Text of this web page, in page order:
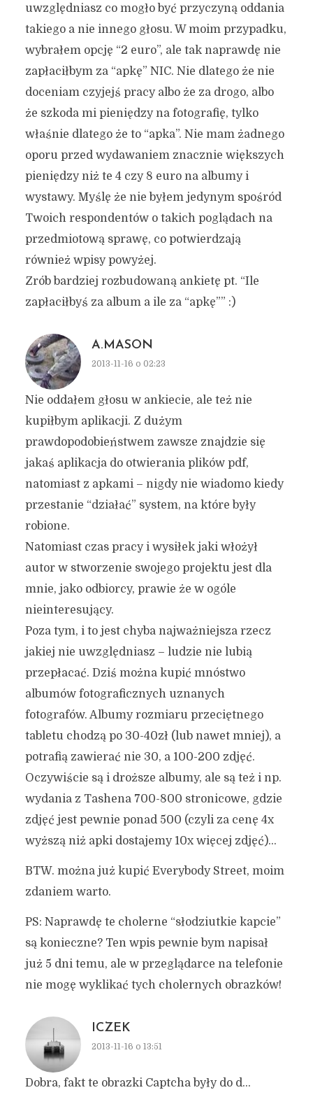
uwzględniasz co mogło być przyczyną oddania
takiego a nie innego głosu. W moim przypadku,
wybrałem opcję “2 euro”, ale tak naprawdę nie
zapłaciłbym za “apkę” NIC. Nie dlatego że nie
doceniam czyjejś pracy albo że za drogo, albo
że szkoda mi pieniędzy na fotografię, tylko
właśnie dlatego że to “apka”. Nie mam żadnego
oporu przed wydawaniem znacznie większych
pieniędzy niż te 4 czy 8 euro na albumy i
wystawy. Myślę że nie byłem jedynym spośród
Twoich respondentów o takich poglądach na
przedmiotową sprawę, co potwierdzają
również wpisy powyżej.
Zrób bardziej rozbudowaną ankietę pt. “Ile
zapłaciłbyś za album a ile za “apkę”” :)
A.MASON
2013-11-16 o 02:23
Nie oddałem głosu w ankiecie, ale też nie
kupiłbym aplikacji. Z dużym
prawdopodobieństwem zawsze znajdzie się
jakaś aplikacja do otwierania plików pdf,
natomiast z apkami – nigdy nie wiadomo kiedy
przestanie “działać” system, na które były
robione.
Natomiast czas pracy i wysiłek jaki włożył
autor w stworzenie swojego projektu jest dla
mnie, jako odbiorcy, prawie że w ogóle
nieinteresujący.
Poza tym, i to jest chyba najważniejsza rzecz
jakiej nie uwzględniasz – ludzie nie lubią
przepłacać. Dziś można kupić mnóstwo
albumów fotograficznych uznanych
fotografów. Albumy rozmiaru przeciętnego
tabletu chodzą po 30-40zł (lub nawet mniej), a
potrafią zawierać nie 30, a 100-200 zdjęć.
Oczywiście są i droższe albumy, ale są też i np.
wydania z Tashena 700-800 stronicowe, gdzie
zdjęć jest pewnie ponad 500 (czyli za cenę 4x
wyższą niż apki dostajemy 10x więcej zdjęć)…
BTW. można już kupić Everybody Street, moim
zdaniem warto.
PS: Naprawdę te cholerne “słodziutkie kapcie”
są konieczne? Ten wpis pewnie bym napisał
już 5 dni temu, ale w przeglądarce na telefonie
nie mogę wyklikać tych cholernych obrazków!
ICZEK
2013-11-16 o 13:51
Dobra, fakt te obrazki Captcha były do d…